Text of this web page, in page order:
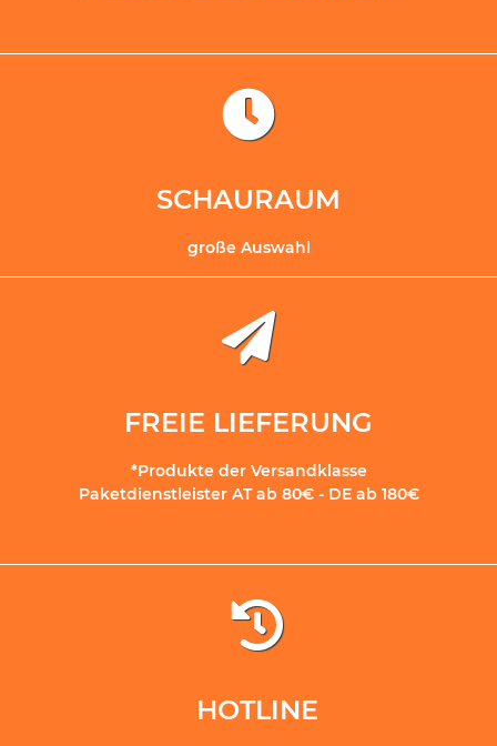
SCHAURAUM
große Auswahl
FREIE LIEFERUNG
*Produkte der Versandklasse
Paketdienstleister AT ab 80€ - DE ab 180€
HOTLINE